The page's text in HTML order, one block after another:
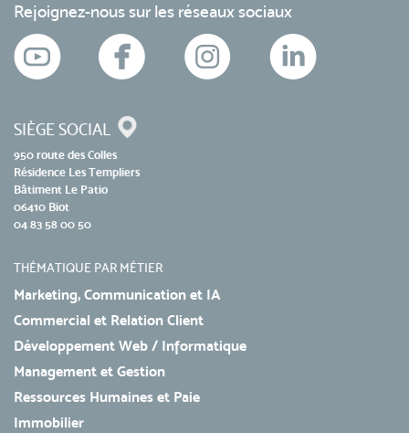
Rejoignez-nous sur les réseaux sociaux
SIÈGE SOCIAL
950 route des Colles
Résidence Les Templiers
Bâtiment Le Patio
06410 Biot
04 83 58 00 50
THÉMATIQUE PAR MÉTIER
Marketing, Communication et IA
Commercial et Relation Client
Développement Web / Informatique
Management et Gestion
Ressources Humaines et Paie
Immobilier